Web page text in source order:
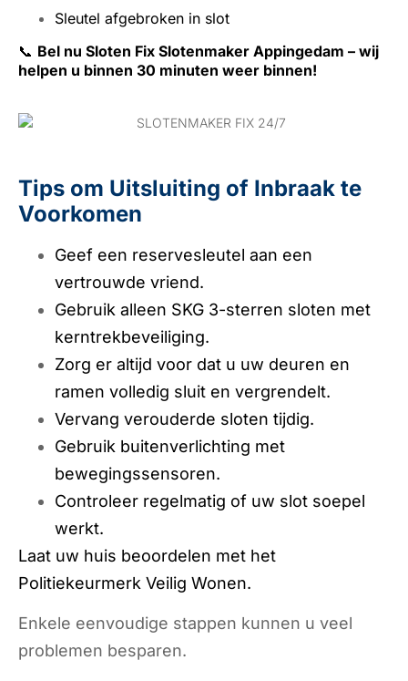
Sleutel afgebroken in slot
📞 Bel nu Sloten Fix Slotenmaker Appingedam – wij
helpen u binnen 30 minuten weer binnen!
Tips om Uitsluiting of Inbraak te
Voorkomen
Geef een reservesleutel aan een
vertrouwde vriend.
Gebruik alleen SKG 3-sterren sloten met
kerntrekbeveiliging.
Zorg er altijd voor dat u uw deuren en
ramen volledig sluit en vergrendelt.
Vervang verouderde sloten tijdig.
Gebruik buitenverlichting met
bewegingssensoren.
Controleer regelmatig of uw slot soepel
werkt.
Laat uw huis beoordelen met het
Politiekeurmerk Veilig Wonen.
Enkele eenvoudige stappen kunnen u veel
problemen besparen.